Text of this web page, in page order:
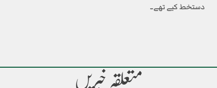
دستخط کیے تھے۔
متعلقہ خبریں